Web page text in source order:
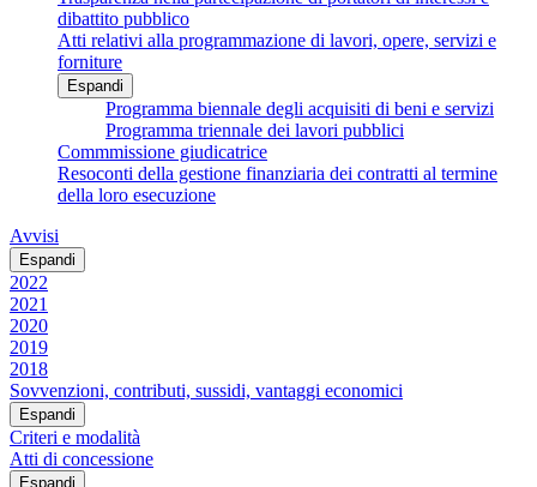
dibattito pubblico
Atti relativi alla programmazione di lavori, opere, servizi e
forniture
Espandi
Programma biennale degli acquisiti di beni e servizi
Programma triennale dei lavori pubblici
Commmissione giudicatrice
Resoconti della gestione finanziaria dei contratti al termine
della loro esecuzione
Avvisi
Espandi
2022
2021
2020
2019
2018
Sovvenzioni, contributi, sussidi, vantaggi economici
Espandi
Criteri e modalità
Atti di concessione
Espandi